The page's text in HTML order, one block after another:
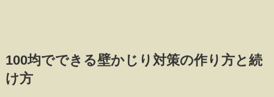
100均でできる壁かじり対策の作り方と続
け方